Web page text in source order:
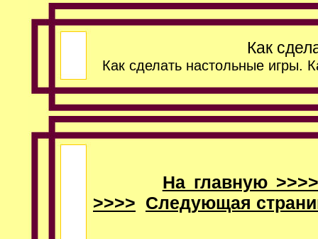
Как
Как сделать настольные игры.
На главную
>>>> Следующая